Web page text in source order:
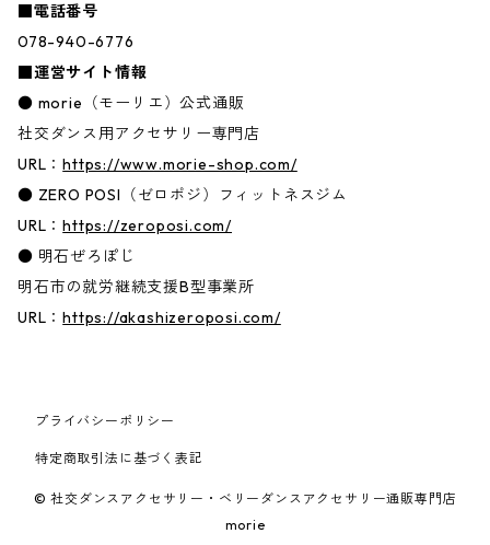
■電話番号
078-940-6776
■運営サイト情報
● morie（モーリエ）公式通販
社交ダンス用アクセサリー専門店
URL：https://www.morie-shop.com/
● ZERO POSI（ゼロポジ）フィットネスジム
URL：https://zeroposi.com/
● 明石ぜろぽじ
明石市の就労継続支援B型事業所
URL：https://akashizeroposi.com/
プライバシーポリシー
特定商取引法に基づく表記
© 社交ダンスアクセサリー・ベリーダンスアクセサリー通販専門店
morie